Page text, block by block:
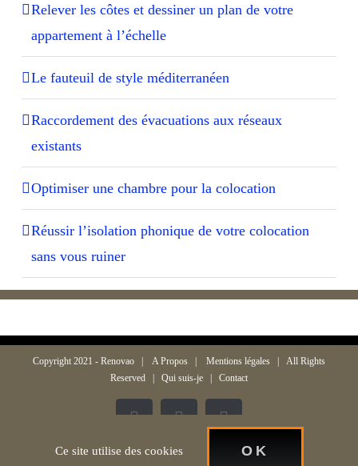
Relever les côtes et dessiner un plan de votre
appartement à l’échelle
Le fauteuil de style méditerranéen
Raccordement des évacuations aux réseaux
existants
Optimiser une chambre pour la colocation
Réussir l’isolation phonique de votre colocation
sans vous ruiner
Copyright 2021 - Renovao A Propos Mentions légales | All Rights
Reserved | Qui suis-je Contact
TwitterInstagram
Ce site utilise des cookies OK